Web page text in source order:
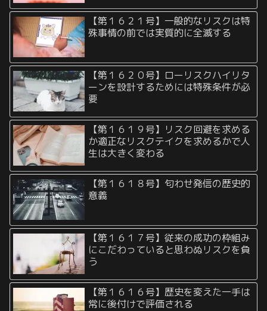
【第１６２１号】一般的なリスクは特
殊事情の前では実質的に全滅する
【第１６２０号】ローリスクハイリタ
ーンを設計するためには特殊条件が必
要
【第１６１９号】リスク回避を求める
か適正なリスクテイクを求めるかで人
生は大きく変わる
【第１６１８号】匂わせ発信の歴史的
意義
【第１６１７号】従来の成功の枠組み
にこだわっていると思わぬリスクを負
う
【第１６１６号】歴史を変えた一手は
常に後付けで評価される